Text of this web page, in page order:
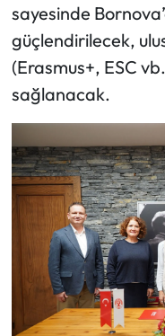
sayesinde
güçlendirilecek,
(Erasmus+, ESC
sağlanacak.